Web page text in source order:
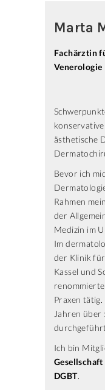
Marta
Fachärztin
Venerologie
ästhetische
Bevor ich
Rahmen
der
Medizin im
Im
der Klinik für
Kassel und
Praxen
Jahren über
Ich bin
DGBT.